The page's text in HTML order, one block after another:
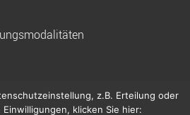
© 2021 FIM
z.B. Erteilung oder
klicken Sie hier: